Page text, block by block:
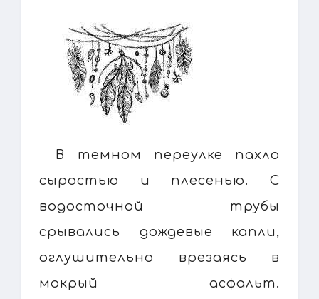
В темном переулке пахло
сыростью и плесенью. С
водосточной трубы
срывались дождевые капли,
оглушительно врезаясь в
мокрый асфальт.